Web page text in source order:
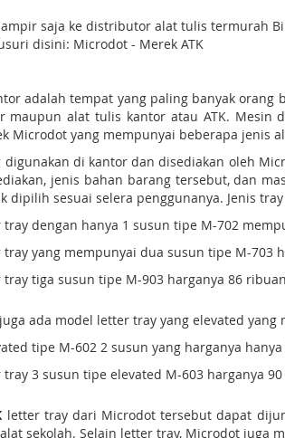
saja ke distributor alat tulis termurah
disini: Microdot - Merek ATK
adalah tempat yang paling banyak
maupun alat tulis kantor atau ATK. Mesin
Microdot yang mempunyai beberapa jenis
digunakan di kantor dan disediakan oleh
jenis bahan barang tersebut, dan
dipilih sesuai selera penggunanya. Jenis
dengan hanya 1 susun tipe M-702
yang mempunyai dua susun tipe M-703
tiga susun tipe M-903 harganya 86
ada model letter tray yang elevated
tipe M-602 2 susun yang harganya
3 susun tipe elevated M-603 harganya
letter tray dari Microdot tersebut dapat
sekolah. Selain letter tray, Microdot juga